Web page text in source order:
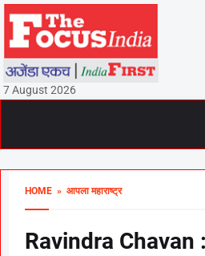
7 August 2026
HOME » आपला महाराष्ट्र
Ravindra Chavan :